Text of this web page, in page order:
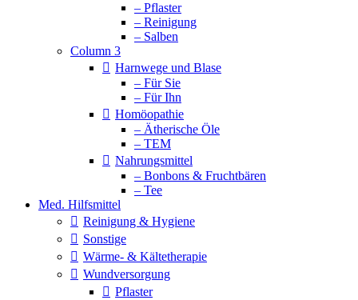
– Pflaster
– Reinigung
– Salben
Column 3
Harnwege und Blase
– Für Sie
– Für Ihn
Homöopathie
– Ätherische Öle
– TEM
Nahrungsmittel
– Bonbons & Fruchtbären
– Tee
Med. Hilfsmittel
Reinigung & Hygiene
Sonstige
Wärme- & Kältetherapie
Wundversorgung
Pflaster